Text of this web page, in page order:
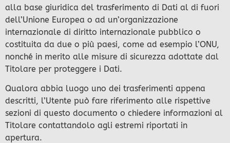
alla base giuridica del trasferimento di Dati al di fuori
dell’Unione Europea o ad un’organizzazione
internazionale di diritto internazionale pubblico o
costituita da due o più paesi, come ad esempio l’ONU,
nonché in merito alle misure di sicurezza adottate dal
Titolare per proteggere i Dati.
Qualora abbia luogo uno dei trasferimenti appena
descritti, l’Utente può fare riferimento alle rispettive
sezioni di questo documento o chiedere informazioni al
Titolare contattandolo agli estremi riportati in
apertura.